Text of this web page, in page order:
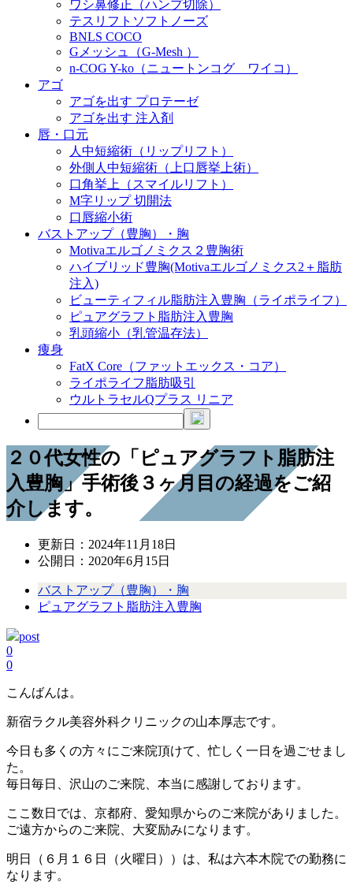
ワシ鼻修正（ハンプ切除）
テスリフトソフトノーズ
BNLS COCO
Gメッシュ（G-Mesh ）
n-COG Y-ko（ニュートンコグ ワイコ）
アゴ
アゴを出す プロテーゼ
アゴを出す 注入剤
唇・口元
人中短縮術（リップリフト）
外側人中短縮術（上口唇挙上術）
口角挙上（スマイルリフト）
M字リップ 切開法
口唇縮小術
バストアップ（豊胸）・胸
Motivaエルゴノミクス２豊胸術
ハイブリッド豊胸(Motivaエルゴノミクス2＋脂肪
注入)
ビューティフィル脂肪注入豊胸（ライポライフ）
ピュアグラフト脂肪注入豊胸
乳頭縮小（乳管温存法）
痩身
FatX Core（ファットエックス・コア）
ライポライフ脂肪吸引
ウルトラセルQプラス リニア
２０代女性の「ピュアグラフト脂肪注
入豊胸」手術後３ヶ月目の経過をご紹
介します。
更新日： 2024年11月18日
公開日： 2020年6月15日
バストアップ（豊胸）・胸
ピュアグラフト脂肪注入豊胸
post
0
0
こんばんは。
新宿ラクル美容外科クリニックの山本厚志です。
今日も多くの方々にご来院頂けて、忙しく一日を過ごせまし
た。
毎日毎日、沢山のご来院、本当に感謝しております。
ここ数日では、京都府、愛知県からのご来院がありました。
ご遠方からのご来院、大変励みになります。
明日（６月１６日（火曜日））は、私は六本木院での勤務に
なります。